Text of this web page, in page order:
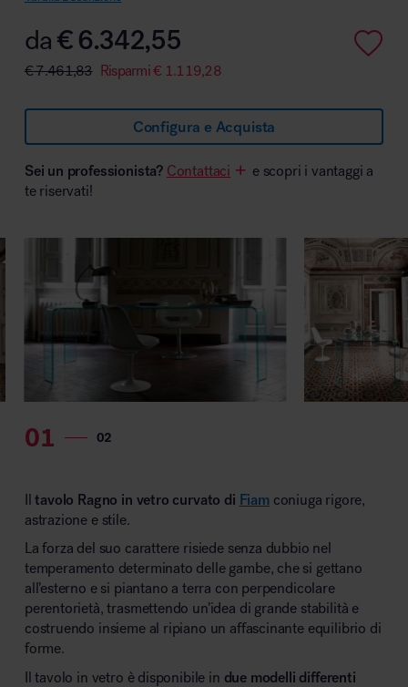
Area hospitality
da€6.342,55
€7.461,83 Risparmi€ 1.119,28
Configura e Acquista
Sei un professionista? Contattaci
e scopri i vantaggi a
te riservati!
Il tavolo Ragno in vetro curvato di Fiamconiuga rigore,
astrazione e stile.
La forza del suo carattere risiede senza dubbio nel
temperamento determinato delle gambe, che si gettano
all’esterno e si piantano a terra con perpendicolare
perentorietà, trasmettendo un’idea di grande stabilità e
costruendo insieme al ripiano un affascinante equilibrio di
forme.
Il tavolo in vetro è disponibile in due modelli differenti